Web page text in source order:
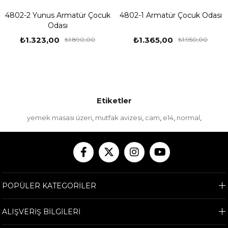
4802-2 Yunus Armatür Çocuk
Odası
₺1.323,00 ₺1.890,00
4802-1 Armatür Çocuk Odası
₺1.365,00 ₺1.950,00
Etiketler
yemek masası üzeri, mutfak avizesi, cam, e14, normal,
POPÜLER KATEGORİLER
ALIŞVERİŞ BİLGİLERİ